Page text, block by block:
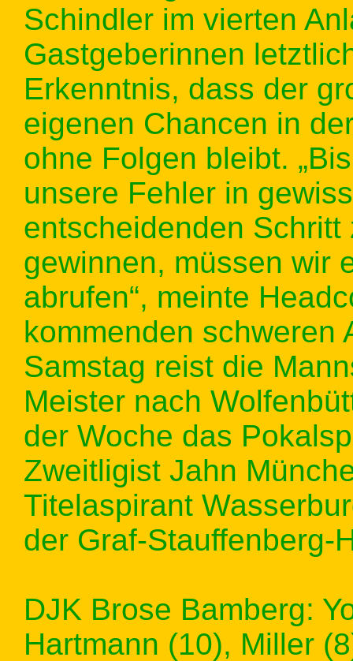
Schindler im vierten
Gastgeberinnen
Erkenntnis, dass der
eigenen Chancen in
ohne Folgen bleibt.
unsere Fehler in
entscheidenden
gewinnen, müssen wir
abrufen“, meinte
kommenden schweren
Samstag reist die
Meister nach
der Woche das
Zweitligist Jahn
Titelaspirant
der Graf-Stauffenberg-
DJK Brose Bamberg:
Hartmann (10), Miller